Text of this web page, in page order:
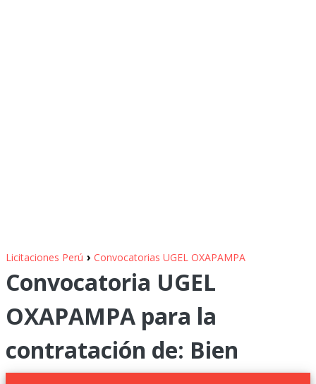
Licitaciones Perú › Convocatorias UGEL OXAPAMPA
Convocatoria UGEL
OXAPAMPA para la
contratación de: Bien